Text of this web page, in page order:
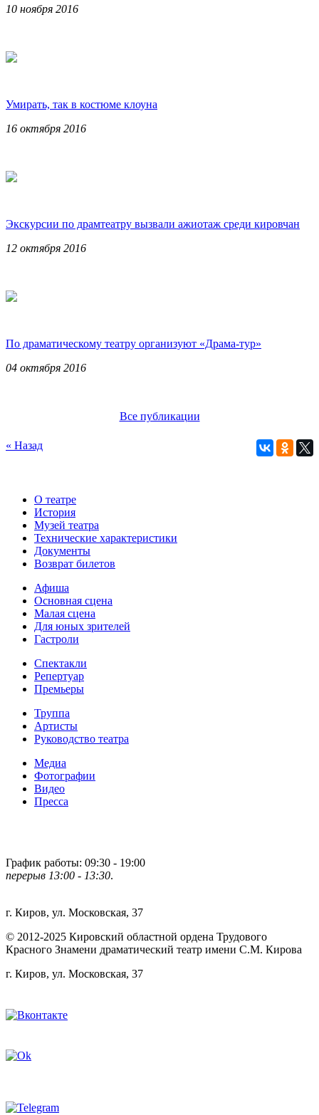
10 ноября 2016
Умирать, так в костюме клоуна
16 октября 2016
Экскурсии по драмтеатру вызвали ажиотаж среди кировчан
12 октября 2016
По драматическому театру организуют «Драма-тур»
04 октября 2016
Все публикации
« Назад
О театре
История
Музей театра
Технические характеристики
Документы
Возврат билетов
Афиша
Основная сцена
Малая сцена
Для юных зрителей
Гастроли
Спектакли
Репертуар
Премьеры
Труппа
Артисты
Руководство театра
Медиа
Фотографии
Видео
Пресса
График работы: 09:30 - 19:00
перерыв 13:00 - 13:30.
г. Киров, ул. Московская, 37
© 2012-2025 Кировский областной ордена Трудового
Красного Знамени драматический театр имени С.М. Кирова
г. Киров, ул. Московская, 37